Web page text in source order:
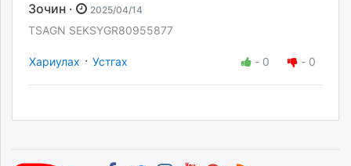
Зочин · 2025/04/14
TSAGN SEKSYGR80955877
Хариулах · Устгах - 0 - 0